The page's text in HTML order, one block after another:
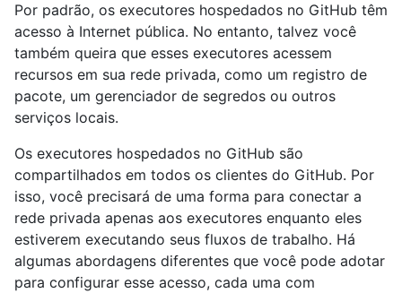
Por padrão, os executores hospedados no GitHub têm
acesso à Internet pública. No entanto, talvez você
também queira que esses executores acessem
recursos em sua rede privada, como um registro de
pacote, um gerenciador de segredos ou outros
serviços locais.
Os executores hospedados no GitHub são
compartilhados em todos os clientes do GitHub. Por
isso, você precisará de uma forma para conectar a
rede privada apenas aos executores enquanto eles
estiverem executando seus fluxos de trabalho. Há
algumas abordagens diferentes que você pode adotar
para configurar esse acesso, cada uma com